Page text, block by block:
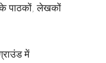
पाठकों, लेखकों
में